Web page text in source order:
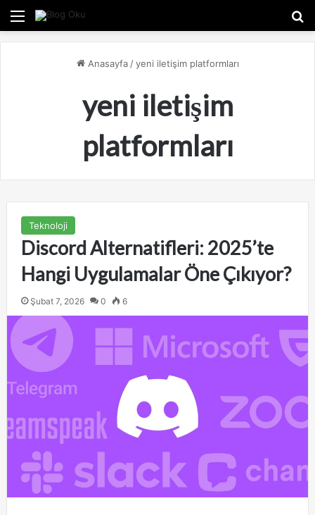
Menü
Anasayfa / yeni iletişim platformları
yeni iletişim
platformları
Teknoloji
Discord Alternatifleri: 2025’te
Hangi Uygulamalar Öne Çıkıyor?
Şubat 7, 2026 0 6